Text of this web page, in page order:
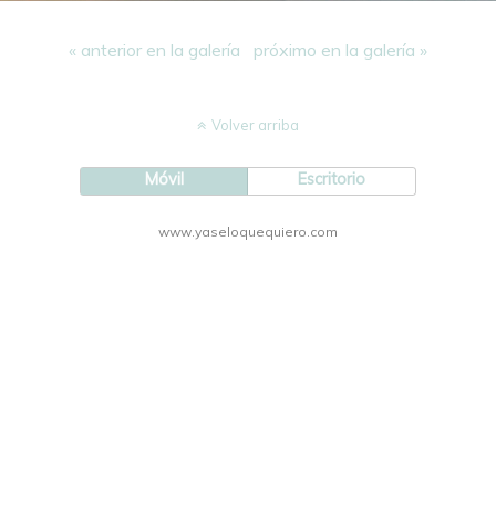
« anterior en la galería próximo en la galería »
Volver arriba
Móvil Escritorio
www.yaseloquequiero.com